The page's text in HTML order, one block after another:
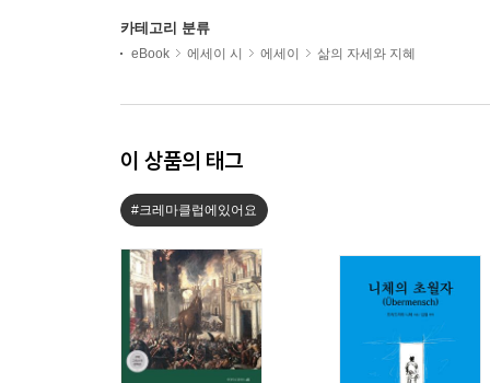
카테고리 분류
eBook 에세이 시 에세이 삶의 자세와 지혜
이 상품의 태그
#크레마클럽에있어요